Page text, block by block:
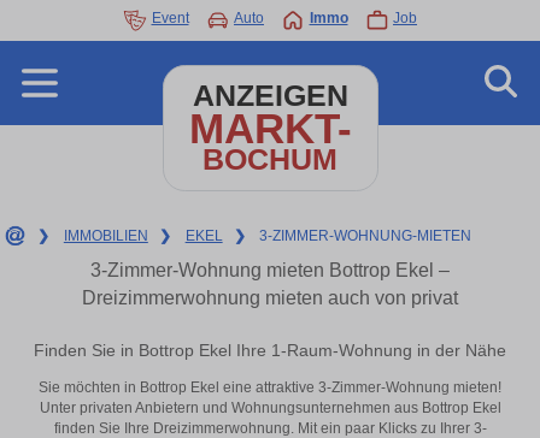
Event Auto Immo Job
ANZEIGEN
MARKT-
BOCHUM
❯ IMMOBILIEN ❯ EKEL ❯ 3-ZIMMER-WOHNUNG-MIETEN
3-Zimmer-Wohnung mieten Bottrop Ekel –
Dreizimmerwohnung mieten auch von privat
Finden Sie in Bottrop Ekel Ihre 1-Raum-Wohnung in der Nähe
Sie möchten in Bottrop Ekel eine attraktive 3-Zimmer-Wohnung mieten!
Unter privaten Anbietern und Wohnungsunternehmen aus Bottrop Ekel
finden Sie Ihre Dreizimmerwohnung. Mit ein paar Klicks zu Ihrer 3-